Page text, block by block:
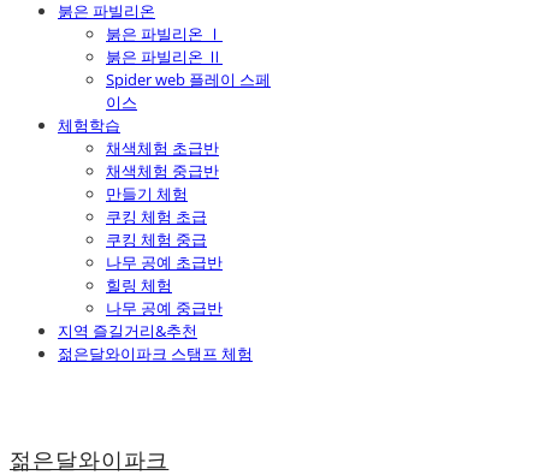
붉은 파빌리온
붉은 파빌리온 Ⅰ
붉은 파빌리온 Ⅱ
Spider web 플레이 스페
이스
체험학습
채색체험 초급반
채색체험 중급반
만들기 체험
쿠킹 체험 초급
쿠킹 체험 중급
나무 공예 초급반
힐링 체험
나무 공예 중급반
지역 즐길거리&추천
젊은달와이파크 스탬프 체험
젊은달와이파크